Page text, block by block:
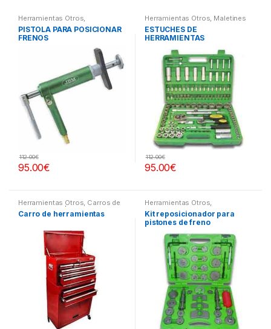
Herramientas Otros,
Herramientas Frenos y
Refrigeración
PISTOLA PARA POSICIONAR
FRENOS
95.00€
112.00€
Herramientas Otros, Maletines
Herramientas, Extractores,
Compresímetros, otros
ESTUCHES DE
HERRAMIENTAS
95.00€
112.00€
Herramientas Otros, Carros de
Herramientas | Bancos
Carro de herramientas
Herramientas Otros,
Herramientas Frenos y
Refrigeración
Kit reposicionador para
pistones de freno